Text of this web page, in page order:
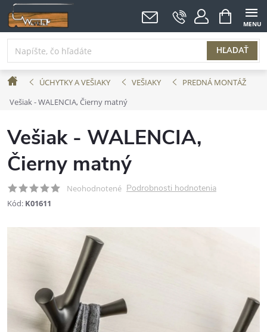
Prejsť
na
obsah
HĽADAŤ
NÁKUPNÝ
KOŠÍK
DomovÚCHYTKY A VEŠIAKY VEŠIAKY
PREDNÁ MONTÁŽ
Vešiak - WALENCIA, Čierny matný
Vešiak - WALENCIA,
Čierny matný
Neohodnotené Podrobnosti hodnotenia
Kód: K01611